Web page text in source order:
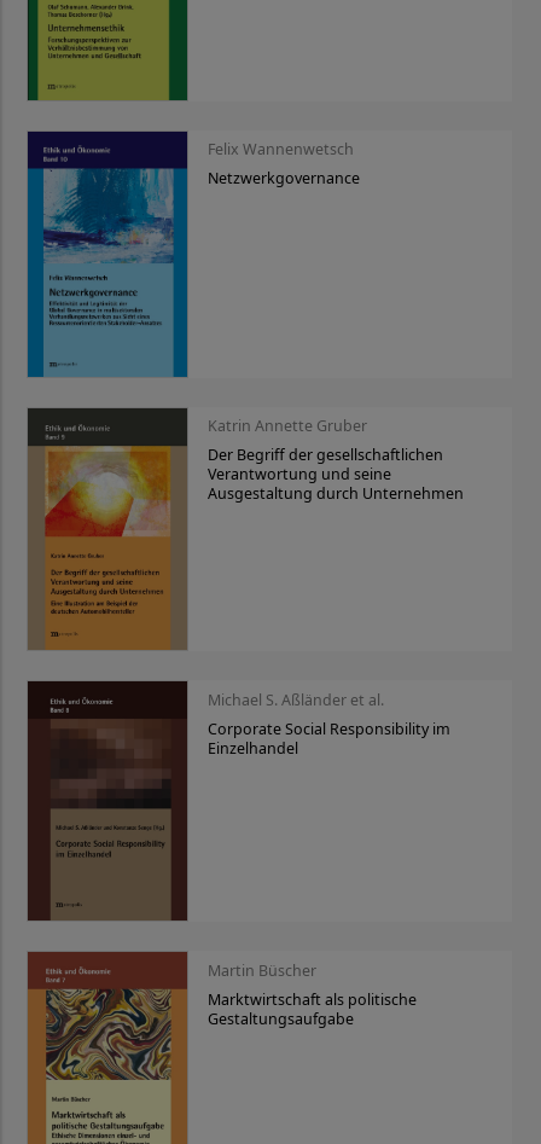
Felix Wannenwetsch
Netzwerkgovernance
Katrin Annette Gruber
Der Begriff der gesellschaftlichen
Verantwortung und seine
Ausgestaltung durch Unternehmen
Michael S. Aßländer et al.
Corporate Social Responsibility im
Einzelhandel
Martin Büscher
Marktwirtschaft als politische
Gestaltungsaufgabe